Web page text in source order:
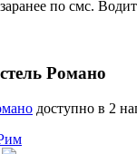
по смс.
Романо
доступно в 2